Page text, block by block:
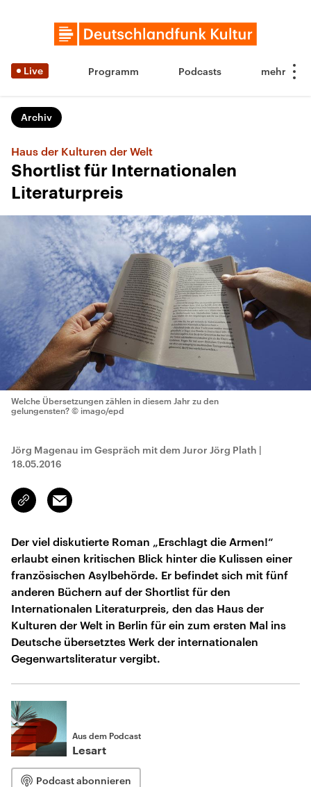
Live Programm Podcasts
Archiv
Haus der Kulturen der Welt
Shortlist für Internationalen
Literaturpreis
Welche Übersetzungen zählen in diesem Jahr zu den
gelungensten? © imago/epd
Jörg Magenau im Gespräch mit dem Juror Jörg Plath |
18.05.2016
Link
kopieren/teilen
Email
Der viel diskutierte Roman „Erschlagt die Armen!“
erlaubt einen kritischen Blick hinter die Kulissen einer
französischen Asylbehörde. Er befindet sich mit fünf
anderen Büchern auf der Shortlist für den
Internationalen Literaturpreis, den das Haus der
Kulturen der Welt in Berlin für ein zum ersten Mal ins
Deutsche übersetztes Werk der internationalen
Gegenwartsliteratur vergibt.
Aus dem Podcast
Lesart
Podcast abonnieren